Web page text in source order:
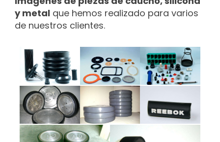
y metal que hemos realizado para varios
de nuestros clientes.